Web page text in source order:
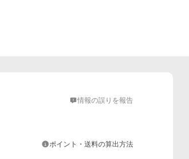
情報の誤りを報告
ポイント・送料の算出方法